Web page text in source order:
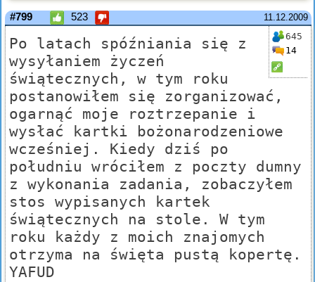
11.12.2009
#799 523
645
14
Po latach spóźniania się z
wysyłaniem życzeń
świątecznych, w tym roku
postanowiłem się zorganizować,
ogarnąć moje roztrzepanie i
wysłać kartki bożonarodzeniowe
wcześniej. Kiedy dziś po
południu wróciłem z poczty dumny
z wykonania zadania, zobaczyłem
stos wypisanych kartek
świątecznych na stole. W tym
roku każdy z moich znajomych
otrzyma na święta pustą kopertę.
YAFUD